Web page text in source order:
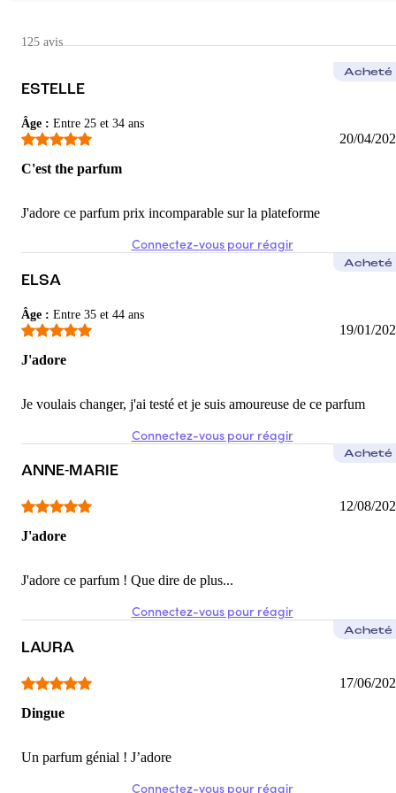
J'adore.
Senteur florale, discrète, raffinée. Bonne tenue, n'est pas
Lou
parfum très agréable
5/5
125 avis
ESTELLE
Âge : Entre 25 et 34 ans
Acheté
20/04/
C'est the parfum
J'adore ce parfum prix incomparable sur la plateforme
Connectez-vous pour réagir
ELSA
Âge : Entre 35 et 44 ans
Acheté
19/01/
J'adore
Je voulais changer, j'ai testé et je suis amoureuse de ce parfum
Connectez-vous pour réagir
ANNE-MARIE
Acheté
12/08/
J'adore
J'adore ce parfum ! Que dire de plus...
Connectez-vous pour réagir
LAURA
Acheté
17/06/
Dingue
Un parfum génial ! J’adore
Connectez-vous pour réagir